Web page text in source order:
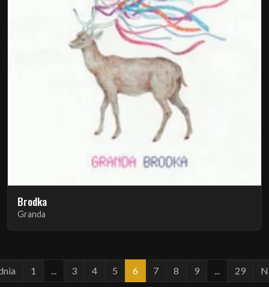
Brodka
Granda
1 3 4 5 6 7 8 9 29